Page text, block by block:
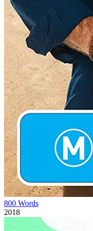
800 Words
2018